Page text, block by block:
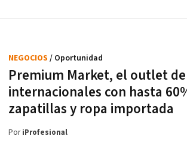
Premium Market, el outlet
internacionales con hasta
zapatillas y ropa importada
NEGOCIOS / Oportunidad
PoriProfesional